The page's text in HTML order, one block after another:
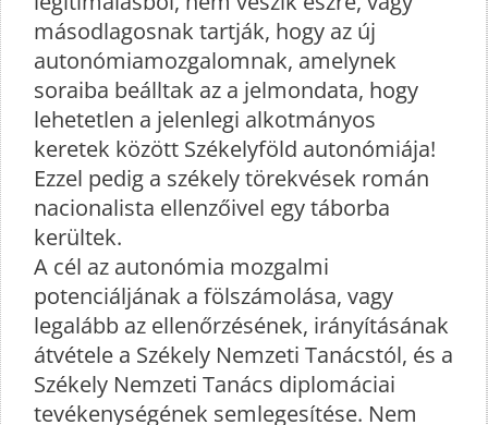
másodlagosnak tartják, hogy az új
autonómiamozgalomnak, amelynek
soraiba beálltak az a jelmondata, hogy
lehetetlen a jelenlegi alkotmányos
keretek között Székelyföld autonómiája!
Ezzel pedig a székely törekvések román
nacionalista ellenzőivel egy táborba
kerültek.
A cél az autonómia mozgalmi
potenciáljának a fölszámolása, vagy
legalább az ellenőrzésének, irányításának
átvétele a Székely Nemzeti Tanácstól, és a
Székely Nemzeti Tanács diplomáciai
tevékenységének semlegesítése. Nem